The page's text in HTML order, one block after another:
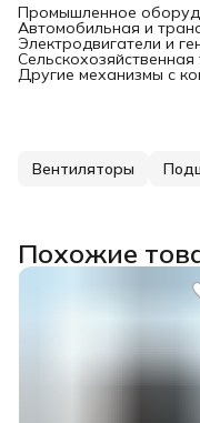
Промышленное
Автомобильная и
Электродвигатели и
Сельскохозяйственная
Другие механизмы с
Вентиляторы
Похожие